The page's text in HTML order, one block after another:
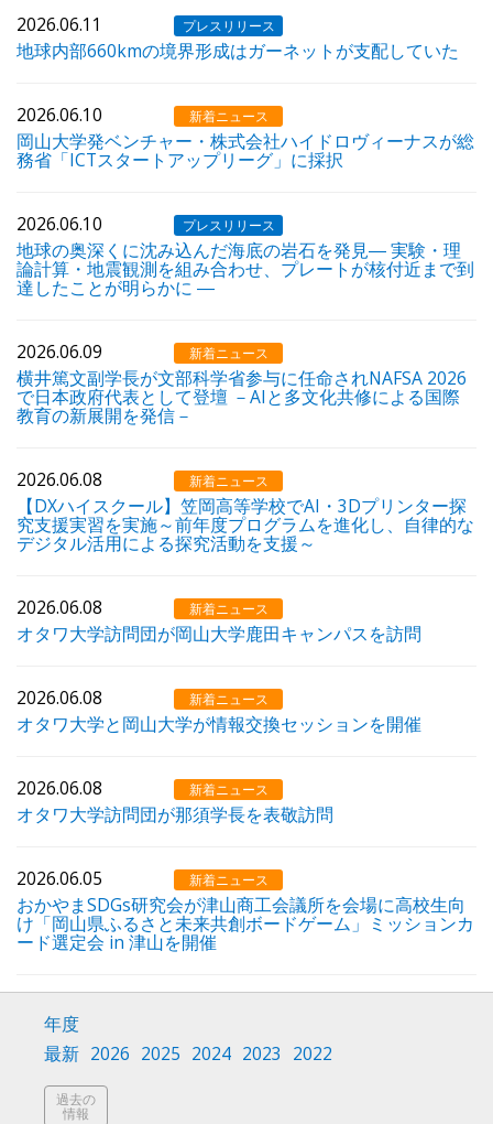
2026.06.11 プレスリリース
地球内部660kmの境界形成はガーネットが支配していた
2026.06.10 新着ニュース
岡山大学発ベンチャー・株式会社ハイドロヴィーナスが総
務省「ICTスタートアップリーグ」に採択
2026.06.10 プレスリリース
地球の奥深くに沈み込んだ海底の岩石を発見― 実験・理
論計算・地震観測を組み合わせ、プレートが核付近まで到
達したことが明らかに ―
2026.06.09 新着ニュース
横井篤文副学長が文部科学省参与に任命されNAFSA 2026
で日本政府代表として登壇 －AIと多文化共修による国際
教育の新展開を発信－
2026.06.08 新着ニュース
【DXハイスクール】笠岡高等学校でAI・3Dプリンター探
究支援実習を実施～前年度プログラムを進化し、自律的な
デジタル活用による探究活動を支援～
2026.06.08 新着ニュース
オタワ大学訪問団が岡山大学鹿田キャンパスを訪問
2026.06.08 新着ニュース
オタワ大学と岡山大学が情報交換セッションを開催
2026.06.08 新着ニュース
オタワ大学訪問団が那須学長を表敬訪問
2026.06.05 新着ニュース
おかやまSDGs研究会が津山商工会議所を会場に高校生向
け「岡山県ふるさと未来共創ボードゲーム」ミッションカ
ード選定会 in 津山を開催
年度
最新 2026 2025 2024 2023 2022
過去の
情報